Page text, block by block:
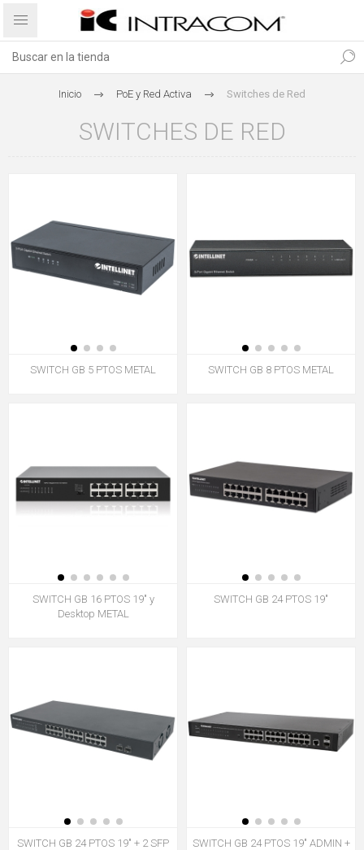
Inicio PoE y Red Activa Switches de Red
SWITCHES DE RED
SWITCH GB 5 PTOS METAL SWITCH GB 8 PTOS METAL
SWITCH GB 16 PTOS 19" y
Desktop METAL
SWITCH GB 24 PTOS 19"
SWITCH GB 24 PTOS 19" + 2 SFP
SWITCH GB 24 PTOS 19" ADMIN +